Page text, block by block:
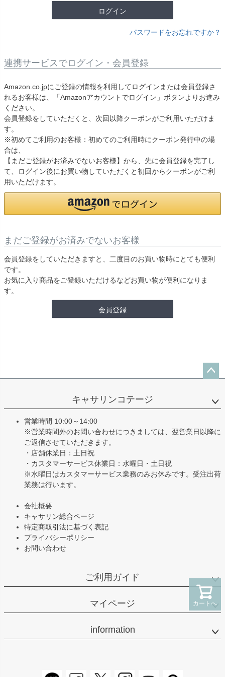
カートへ
ログイン
パスワードをお忘れですか？
連携サービスでログイン・会員登録
Amazon.co.jpにご登録の情報を利用してログインまたは会員登録さ
れるお客様は、「Amazonアカウントでログイン」ボタンよりお進み
ください。
会員登録をしていただくと、次回以降クーポンがご利用いただけま
す。
※初めてご利用のお客様：初めてのご利用時にクーポン発行中の場
合は、
【まだご登録がお済みでないお客様】から、先に会員登録を完了し
て、ログイン後にお買い物していただくと初回からクーポンがご利
用いただけます。
まだご登録がお済みでないお客様
会員登録をしていただきますと、二度目のお買い物時にとても便利
です。
お気に入り商品をご登録いただけるなどお買い物が便利になりま
す。
会員登録
ップ
キャサリンコテージ
営業時間 10:00～14:00
※営業時間外のお問い合わせにつきましては、翌営業日以降に
ご返信させていただきます。
・店舗休業日：土日祝
・カスタマーサービス休業日：水曜日・土日祝
※水曜日はカスタマーサービス業務のみお休みです。受注出荷
業務は行います。
会社概要
キャサリン総合ページ
特定商取引法に基づく表記
プライバシーポリシー
お問い合わせ
ご利用ガイド
マイページ
information